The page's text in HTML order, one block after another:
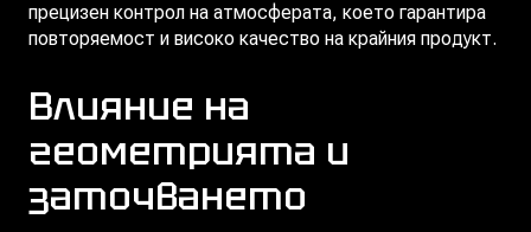
прецизен контрол на атмосферата, което гарантира
повторяемост и високо качество на крайния продукт.
Влияние на
геометрията и
заточването